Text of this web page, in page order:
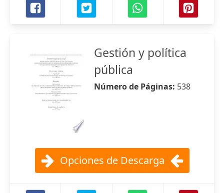
Gestión y política
pública
Número de Páginas: 538
Opciones de Descarga